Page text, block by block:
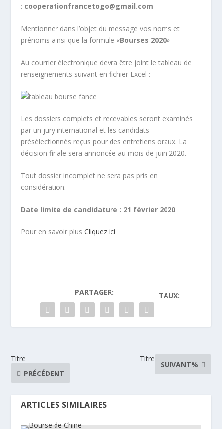
: cooperationfrancetogo@gmail.com
Mentionner dans l’objet du message vos noms et
prénoms ainsi que la formule «Bourses 2020»
Au courrier électronique devra être joint le tableau de
renseignements suivant en fichier Excel :
Les dossiers complets et recevables seront examinés
par un jury international et les candidats
présélectionnés reçus pour des entretiens oraux. La
décision finale sera annoncée au mois de juin 2020.
Tout dossier incomplet ne sera pas pris en
considération.
Date limite de candidature : 21 février 2020
Pour en savoir plusCliquez ici
PARTAGER: TAUX:
Titre
PRÉCÉDENT
Titre
SUIVANT%
ARTICLES SIMILAIRES